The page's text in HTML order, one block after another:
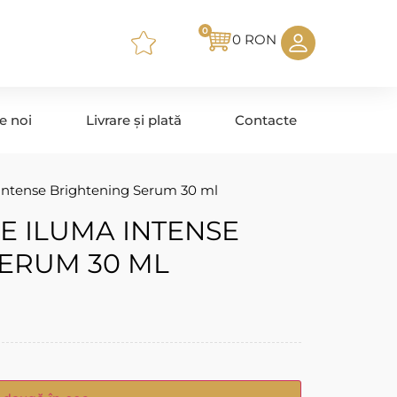
0 RON
0
noi Livrare și plată Contacte
Brightening Serum 30 ml
ILUMA INTENSE
30 ML